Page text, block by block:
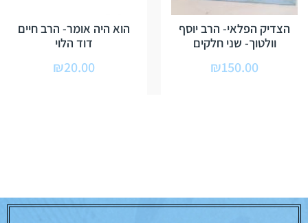
הצדיק הפלאי- הרב יוסף
וולטוך- שני חלקים
₪150.00
הוא היה אומר- הרב חיים
דוד הלוי
₪20.00